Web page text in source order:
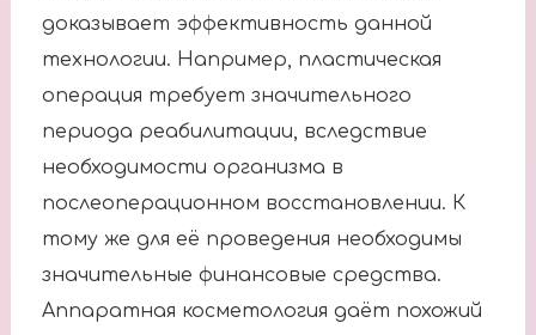
доказывает эффективность данной
технологии. Например, пластическая
операция требует значительного
периода реабилитации, вследствие
необходимости организма в
послеоперационном восстановлении. К
тому же для её проведения необходимы
значительные финансовые средства.
Аппаратная косметология даёт похожий